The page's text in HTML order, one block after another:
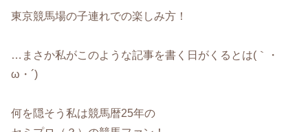
東京競馬場の子連れでの楽しみ方！
…まさか私がこのような記事を書く日がくるとは(｀・
ω・´)
何を隠そう私は競馬暦25年の